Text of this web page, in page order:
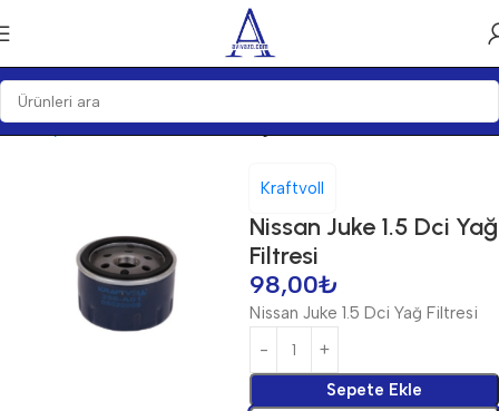
Ana Sayfa Bakım Ürünleri Filtre Yağ Filtreleri
Kraftvoll
Nissan Juke 1.5 Dci Yağ
Filtresi
98,00₺
Nissan Juke 1.5 Dci Yağ Filtresi
Sepete Ekle